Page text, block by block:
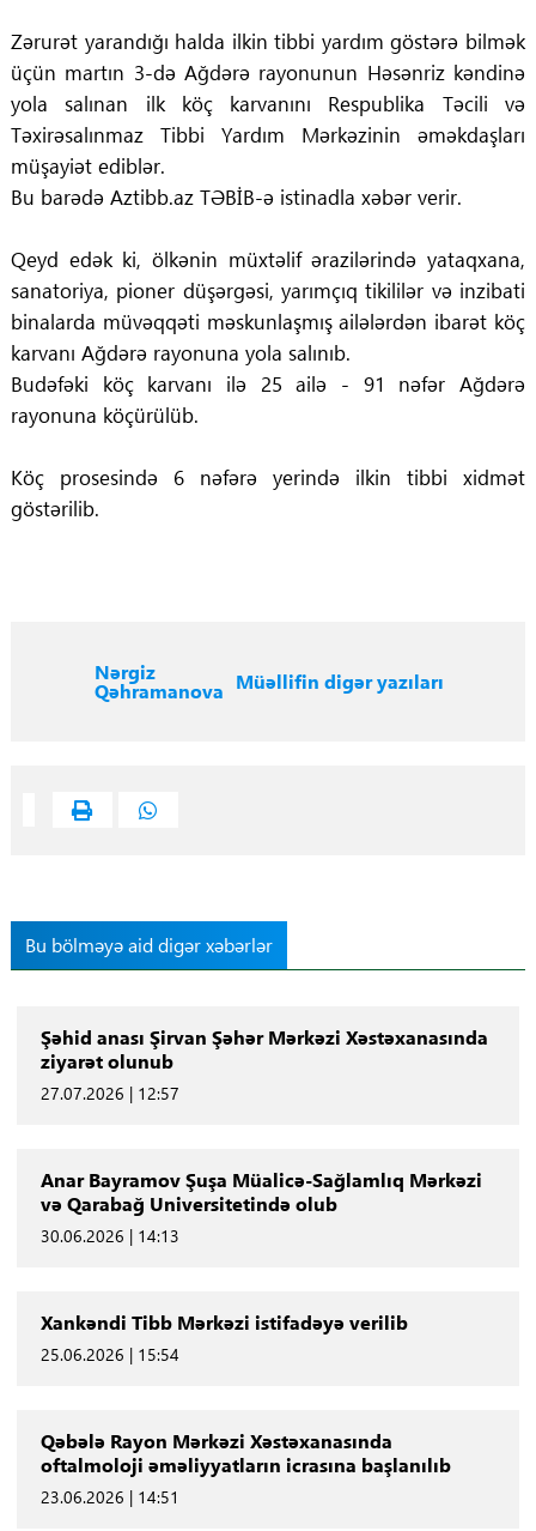
Zərurət yarandığı halda ilkin tibbi yardım göstərə bilmək
üçün martın 3-də Ağdərə rayonunun Həsənriz kəndinə
yola salınan ilk köç karvanını Respublika Təcili və
Təxirəsalınmaz Tibbi Yardım Mərkəzinin əməkdaşları
müşayiət ediblər.
Bu barədə Aztibb.az TƏBİB-ə istinadla xəbər verir.
Qeyd edək ki, ölkənin müxtəlif ərazilərində yataqxana,
sanatoriya, pioner düşərgəsi, yarımçıq tikililər və inzibati
binalarda müvəqqəti məskunlaşmış ailələrdən ibarət köç
karvanı Ağdərə rayonuna yola salınıb.
Budəfəki köç karvanı ilə 25 ailə - 91 nəfər Ağdərə
rayonuna köçürülüb.
Köç prosesində 6 nəfərə yerində ilkin tibbi xidmət
göstərilib.
Nərgiz
Qəhramanova Müəllifin digər yazıları
Bu bölməyə aid digər xəbərlər
Şəhid anası Şirvan Şəhər Mərkəzi Xəstəxanasında
ziyarət olunub
27.07.2026 | 12:57
Anar Bayramov Şuşa Müalicə-Sağlamlıq Mərkəzi
və Qarabağ Universitetində olub
30.06.2026 | 14:13
Xankəndi Tibb Mərkəzi istifadəyə verilib
25.06.2026 | 15:54
Qəbələ Rayon Mərkəzi Xəstəxanasında
oftalmoloji əməliyyatların icrasına başlanılıb
23.06.2026 | 14:51